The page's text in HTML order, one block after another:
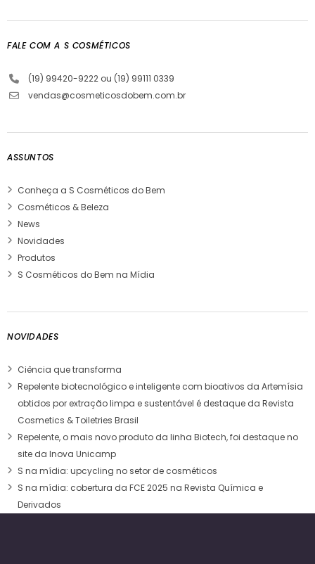
FALE COM A S COSMÉTICOS
(19) 99420-9222 ou (19) 99111 0339
vendas@cosmeticosdobem.com.br
ASSUNTOS
Conheça a S Cosméticos do Bem
Cosméticos & Beleza
News
Novidades
Produtos
S Cosméticos do Bem na Mídia
NOVIDADES
Ciência que transforma
Repelente biotecnológico e inteligente com bioativos da Artemísia
obtidos por extração limpa e sustentável é destaque da Revista
Cosmetics & Toiletries Brasil
Repelente, o mais novo produto da linha Biotech, foi destaque no
site da Inova Unicamp
S na mídia: upcycling no setor de cosméticos
S na mídia: cobertura da FCE 2025 na Revista Química e
Derivados